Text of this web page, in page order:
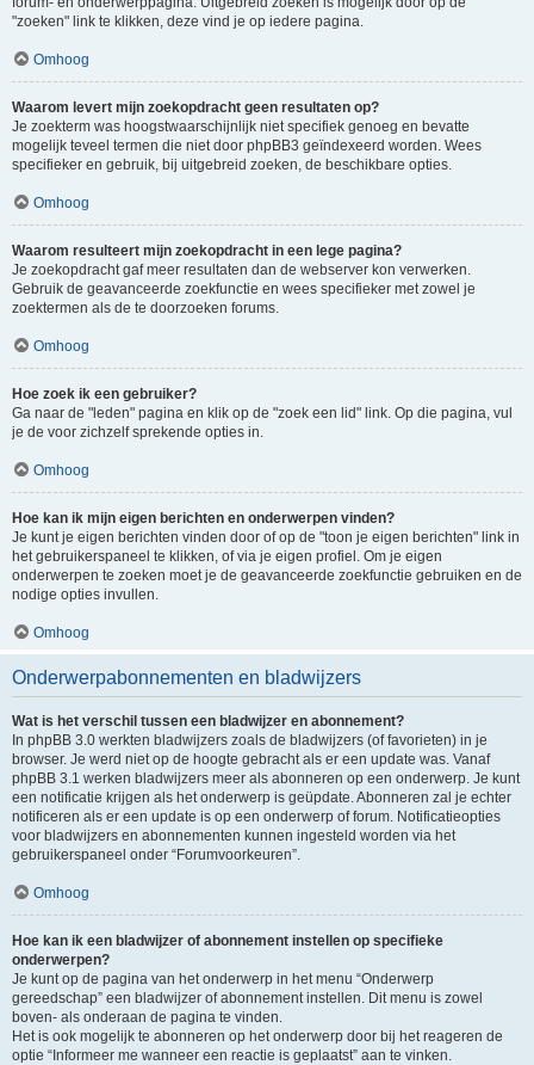
"zoeken" link te klikken, deze vind je op iedere pagina.
Omhoog
Waarom levert mijn zoekopdracht geen resultaten op?
Je zoekterm was hoogstwaarschijnlijk niet specifiek genoeg en bevatte
mogelijk teveel termen die niet door phpBB3 geïndexeerd worden. Wees
specifieker en gebruik, bij uitgebreid zoeken, de beschikbare opties.
Omhoog
Waarom resulteert mijn zoekopdracht in een lege pagina?
Je zoekopdracht gaf meer resultaten dan de webserver kon verwerken.
Gebruik de geavanceerde zoekfunctie en wees specifieker met zowel je
zoektermen als de te doorzoeken forums.
Omhoog
Hoe zoek ik een gebruiker?
Ga naar de "leden" pagina en klik op de "zoek een lid" link. Op die pagina, vul
je de voor zichzelf sprekende opties in.
Omhoog
Hoe kan ik mijn eigen berichten en onderwerpen vinden?
Je kunt je eigen berichten vinden door of op de "toon je eigen berichten" link in
het gebruikerspaneel te klikken, of via je eigen profiel. Om je eigen
onderwerpen te zoeken moet je de geavanceerde zoekfunctie gebruiken en de
nodige opties invullen.
Omhoog
Onderwerpabonnementen en bladwijzers
Wat is het verschil tussen een bladwijzer en abonnement?
In phpBB 3.0 werkten bladwijzers zoals de bladwijzers (of favorieten) in je
browser. Je werd niet op de hoogte gebracht als er een update was. Vanaf
phpBB 3.1 werken bladwijzers meer als abonneren op een onderwerp. Je kunt
een notificatie krijgen als het onderwerp is geüpdate. Abonneren zal je echter
notificeren als er een update is op een onderwerp of forum. Notificatieopties
voor bladwijzers en abonnementen kunnen ingesteld worden via het
gebruikerspaneel onder “Forumvoorkeuren”.
Omhoog
Hoe kan ik een bladwijzer of abonnement instellen op specifieke
onderwerpen?
Je kunt op de pagina van het onderwerp in het menu “Onderwerp
gereedschap” een bladwijzer of abonnement instellen. Dit menu is zowel
boven- als onderaan de pagina te vinden.
Het is ook mogelijk te abonneren op het onderwerp door bij het reageren de
optie “Informeer me wanneer een reactie is geplaatst” aan te vinken.